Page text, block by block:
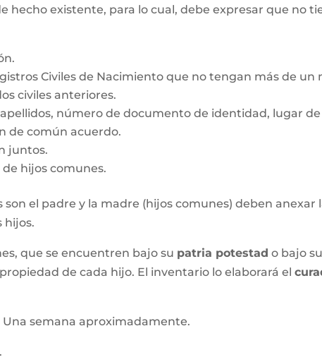
hecho existente, para lo cual, debe expresar que no
Civiles de Nacimiento que no tengan más de un
civiles anteriores.
número de documento de identidad, lugar
de común acuerdo.
juntos.
hijos comunes.
el padre y la madre (hijos comunes) deben anexar
hijos.
que se encuentren bajo su patria potestad o bajo
propiedad de cada hijo. El inventario lo elaborará el
Una semana aproximadamente.